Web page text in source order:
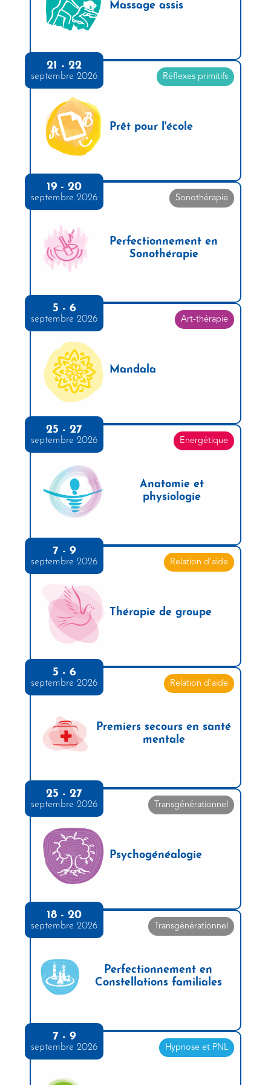
Massage assis
21 - 22
septembre 2026 Réflexes primitifs
Prêt pour l'école
19 - 20
septembre 2026 Sonothérapie
Perfectionnement en
Sonothérapie
5 - 6
septembre 2026 Art-thérapie
Mandala
25 - 27
septembre 2026 Energétique
Anatomie et
physiologie
7 - 9
septembre 2026 Relation d'aide
Thérapie de groupe
5 - 6
septembre 2026 Relation d'aide
Premiers secours en santé
mentale
25 - 27
septembre 2026 Transgénérationnel
Psychogénéalogie
18 - 20
septembre 2026 Transgénérationnel
Perfectionnement en
Constellations familiales
7 - 9
septembre 2026 Hypnose et PNL